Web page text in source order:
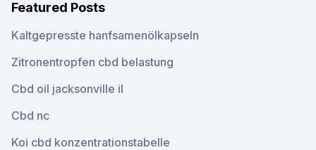
Featured Posts
Kaltgepresste hanfsamenölkapseln
Zitronentropfen cbd belastung
Cbd oil jacksonville il
Cbd nc
Koi cbd konzentrationstabelle